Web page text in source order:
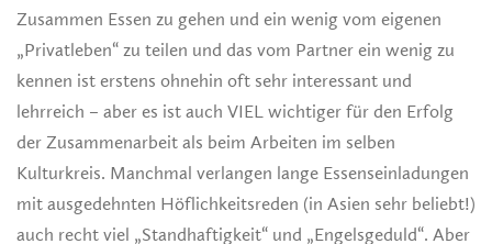
Zusammen Essen zu gehen und ein wenig vom eigenen
„Privatleben“ zu teilen und das vom Partner ein wenig zu
kennen ist erstens ohnehin oft sehr interessant und
lehrreich – aber es ist auch VIEL wichtiger für den Erfolg
der Zusammenarbeit als beim Arbeiten im selben
Kulturkreis. Manchmal verlangen lange Essenseinladungen
mit ausgedehnten Höflichkeitsreden (in Asien sehr beliebt!)
auch recht viel „Standhaftigkeit“ und „Engelsgeduld“. Aber